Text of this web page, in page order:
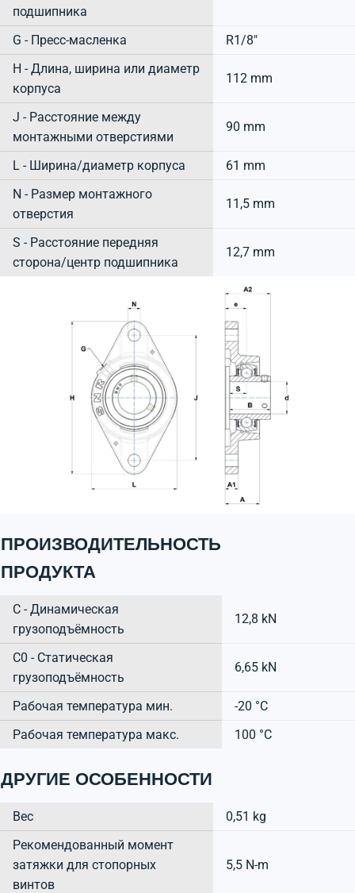
подшипника
G - Пресс-масленка
R1/8"
H - Длина, ширина или диаметр
корпуса
112 mm
J - Расстояние между
монтажными отверстиями
90 mm
L - Ширина/диаметр корпуса
61 mm
N - Размер монтажного
отверстия
11,5 mm
S - Расстояние передняя
сторона/центр подшипника
12,7 mm
ПРОИЗВОДИТЕЛЬНОСТЬ
ПРОДУКТА
C - Динамическая
грузоподъёмность
12,8 kN
C0 - Статическая
грузоподъёмность
6,65 kN
Рабочая температура мин.
-20 °C
Рабочая температура макс.
100 °C
ДРУГИЕ ОСОБЕННОСТИ
Вес
0,51 kg
Рекомендованный момент
затяжки для стопорных
винтов
5,5 N-m